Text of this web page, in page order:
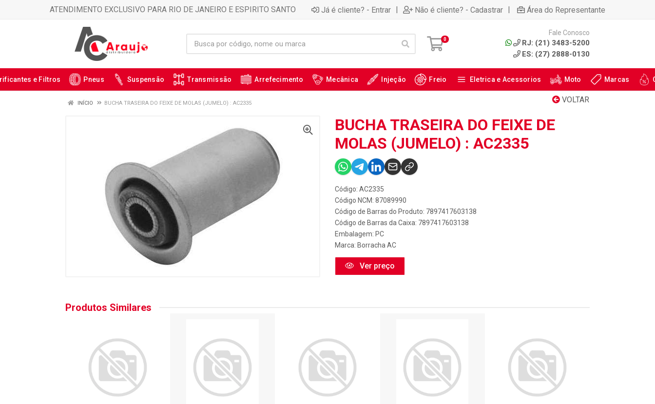
ATENDIMENTO EXCLUSIVO PARA RIO DE JANEIRO E ESPIRITO SANTO Já é cliente? - Entrar | Não é cliente? - Cadastrar | Área do Representante
0
Fale Conosco
RJ: (21) 3483-5200
ES: (27) 2888-0130
e Filtros Pneus Suspensão Transmissão Arrefecimento Mecânica Injeção Freio Eletrica e Acessorios Moto Marcas
VOLTAR
INÍCIO BUCHA TRASEIRA DO FEIXE DE MOLAS (JUMELO) : AC2335
BUCHA TRASEIRA DO FEIXE DE
MOLAS (JUMELO) : AC2335
Código: AC2335
Código NCM: 87089990
Código de Barras do Produto: 7897417603138
Código de Barras da Caixa: 7897417603138
Embalagem: PC
Marca: Borracha AC
Ver preço
Produtos Similares